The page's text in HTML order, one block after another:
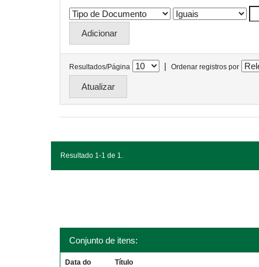
Resultados/Página | Ordenar registros por
Resultado 1-1 de 1.
Conjunto de itens:
Data do Título